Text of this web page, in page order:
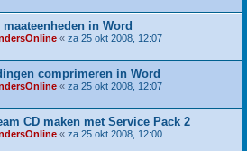
in Word
« za 25 okt 2008, 12:07
comprimeren in Word
« za 25 okt 2008, 12:07
CD maken met Service Pack 2
« za 25 okt 2008, 12:00